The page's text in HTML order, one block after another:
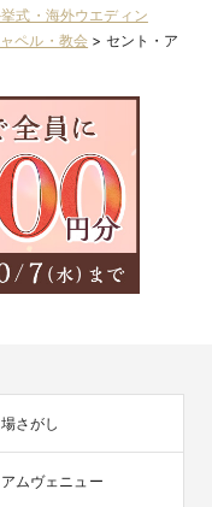
式・海外ウエディン
ペル・教会 > セント・ア
さがし
ムヴェニュー